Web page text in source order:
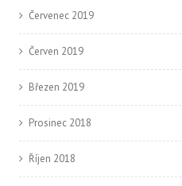
Červenec 2019
Červen 2019
Březen 2019
Prosinec 2018
Říjen 2018